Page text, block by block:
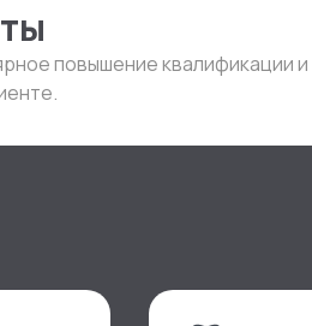
повышение квалификации и